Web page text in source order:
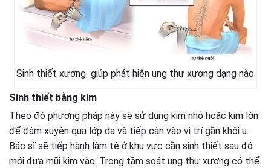
Sinh thiết xương giúp phát hiện ung thư xương dạng nào
Sinh thiết bằng kim
Theo đó phương pháp này sẽ sử dụng kim nhỏ hoặc kim lớn
để đâm xuyên qua lớp da và tiếp cận vào vị trí gần khối u.
Bác sĩ sẽ tiếp hành làm tê ở khu vực cần sinh thiết sau đó
mới đưa mũi kim vào. Trong tầm soát ung thư xương có thể